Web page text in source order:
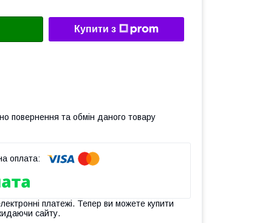
Купити з
повернення та обмін даного товару
платежі. Тепер ви можете купити
сайту.